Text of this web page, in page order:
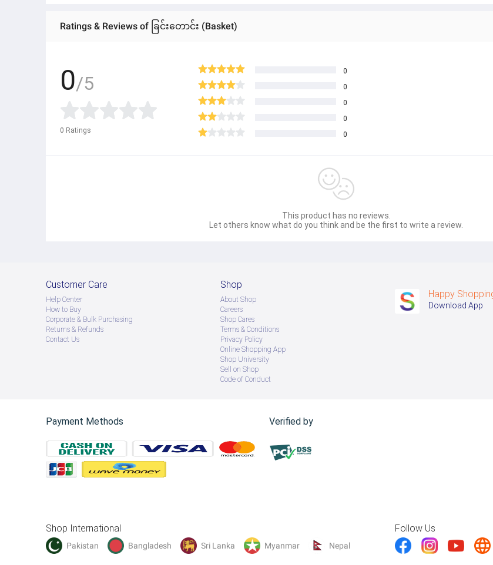
Ratings & Reviews of ခြင်းတောင်း (Basket)
0/5
0 Ratings
0
0
0
0
0
This product has no reviews.
Let others know what do you think and be the first to write a review.
Customer Care
Help Center
How to Buy
Corporate & Bulk Purchasing
Returns & Refunds
Contact Us
Shop
About Shop
Careers
Shop Cares
Terms & Conditions
Privacy Policy
Online Shopping App
Shop University
Sell on Shop
Code of Conduct
Happy
Download App
Payment Methods Verified by
Shop International
Pakistan Bangladesh Sri Lanka Myanmar Nepal
Follow Us